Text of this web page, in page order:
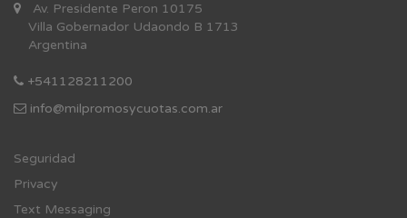
Av. Presidente Peron 10175
Villa Gobernador Udaondo B 1713
Argentina
+541128211200
info@milpromosycuotas.com.ar
Seguridad
Privacy
Text Messaging